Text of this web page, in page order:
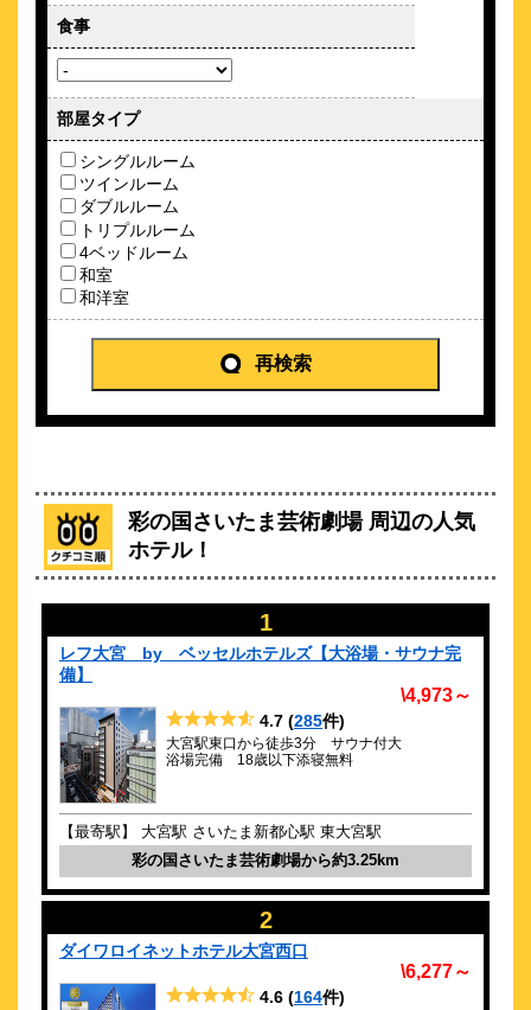
浦和STAY
ホテルメトロポリタンさいたま新都心
\5,750～
クチコミ
駅徒歩1分。さいたまエリアでクチコミ1位！こだわりの朝食を
ぜひ♪
東横ＩＮＮさいたま新都心
約 2.52 km
アパホテル〈さいたま新都心駅北〉
\4,500～
クチコミ4.2点 (238件)
ＧＭＯアリーナさいたま・都内へのアクセス良好！大浴場完
備！
約 2.83 km
スーパーホテルさいたま・大宮駅西口
\5,100～
ウェルカムバー・無料朝食が嬉しい、人と環境に優しいホテル
ダイワロイネットホテル大宮西口
\6,277～
クチコミ4.6点 ( 164 件)
食事
部屋タイプ
シングルルーム
ツインルーム
ダブルルーム
トリプルルーム
4ベッドルーム
和室
和洋室
再検索
彩の国さいたま芸術劇場 周辺の人気
ホテル！
1
レフ大宮 by ベッセルホテルズ【大浴場・サウナ完
備】
\4,973～
4.7 (285件)
大宮駅東口から徒歩3分 サウナ付大
浴場完備 18歳以下添寝無料
【最寄駅】 大宮駅 さいたま新都心駅 東大宮駅
彩の国さいたま芸術劇場から約3.25km
2
ダイワロイネットホテル大宮西口
\6,277～
4.6 (164件)